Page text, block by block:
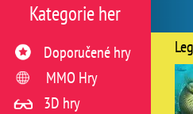
Kategorie her
Doporučené hry
MMO Hry
3D hry